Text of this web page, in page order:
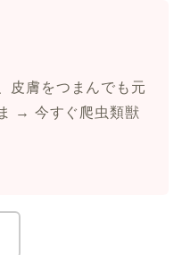
皮膚をつまんでも元
→ 今すぐ爬虫類獣